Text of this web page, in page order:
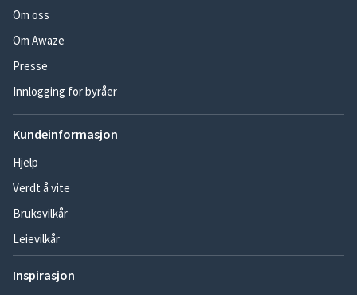
Om oss
Om Awaze
Presse
Innlogging for byråer
Kundeinformasjon
Hjelp
Verdt å vite
Bruksvilkår
Leievilkår
Inspirasjon